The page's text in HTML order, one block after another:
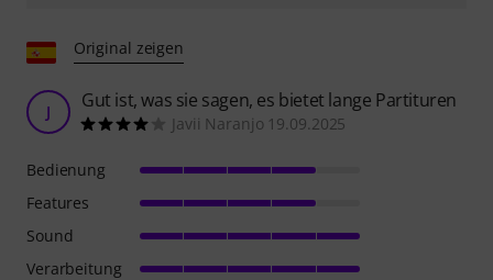
Original zeigen
J Gut ist, was sie sagen, es bietet lange Partituren
Javii Naranjo 19.09.2025
Bedienung
Features
Sound
Verarbeitung